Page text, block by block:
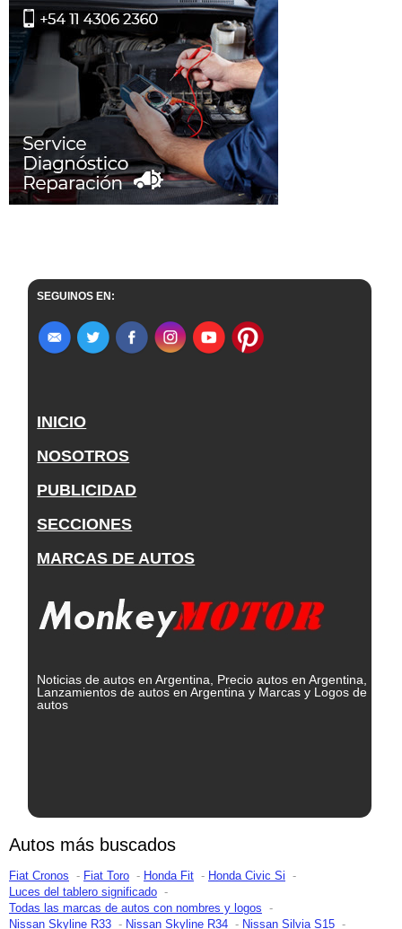
SEGUINOS EN:
INICIO
NOSOTROS
PUBLICIDAD
SECCIONES
MARCAS DE AUTOS
Noticias de autos en Argentina, Precio autos en Argentina,
Lanzamientos de autos en Argentina y Marcas y Logos de
autos
Autos más buscados
Fiat Cronos Fiat Toro Honda Fit
Honda Civic Si
Luces del tablero significado
Todas las marcas de autos con nombres y logos
Nissan Skyline R33
Nissan Skyline R34 Nissan Silvia S15